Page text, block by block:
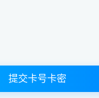
提交卡号卡密